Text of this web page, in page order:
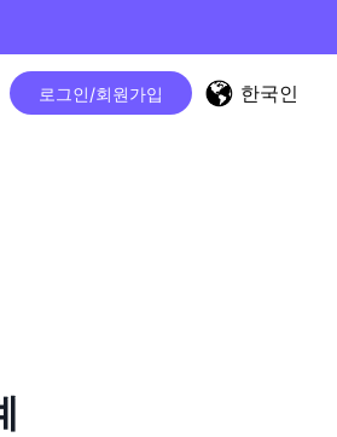
로그인/회원가입 한국인